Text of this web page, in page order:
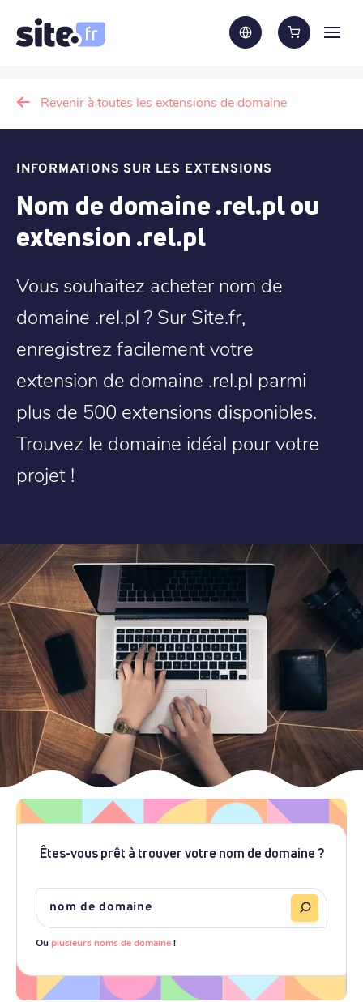
Revenir à toutes les extensions de domaine
INFORMATIONS SUR LES EXTENSIONS
Nom de domaine .rel.pl ou
extension .rel.pl
Vous souhaitez acheter nom de
domaine .rel.pl ? Sur Site.fr,
enregistrez facilement votre
extension de domaine .rel.pl parmi
plus de 500 extensions disponibles.
Trouvez le domaine idéal pour votre
projet !
Êtes-vous prêt à trouver votre nom de domaine ?
Ouplusieurs noms de domaine!